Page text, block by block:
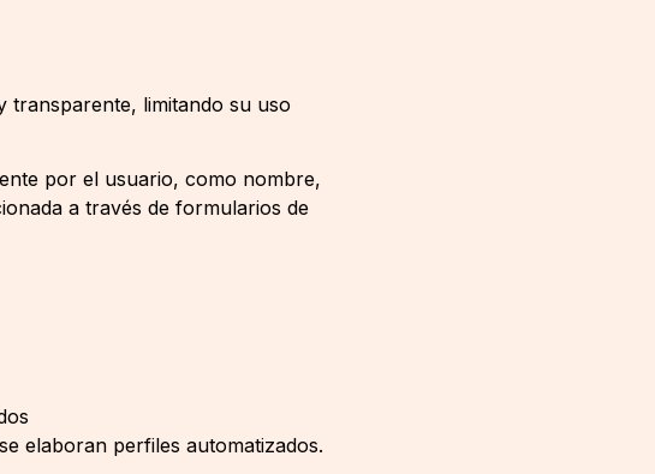
transparente, limitando su uso
por el usuario, como nombre,
a través de formularios de
elaboran perfiles automatizados.